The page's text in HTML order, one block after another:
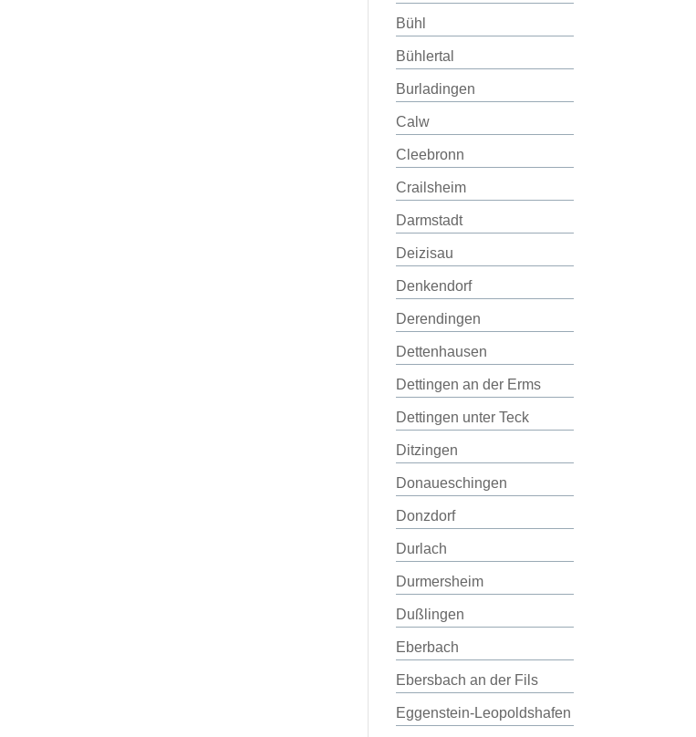
Bühl
Bühlertal
Burladingen
Calw
Cleebronn
Crailsheim
Darmstadt
Deizisau
Denkendorf
Derendingen
Dettenhausen
Dettingen an der Erms
Dettingen unter Teck
Ditzingen
Donaueschingen
Donzdorf
Durlach
Durmersheim
Dußlingen
Eberbach
Ebersbach an der Fils
Eggenstein-Leopoldshafen